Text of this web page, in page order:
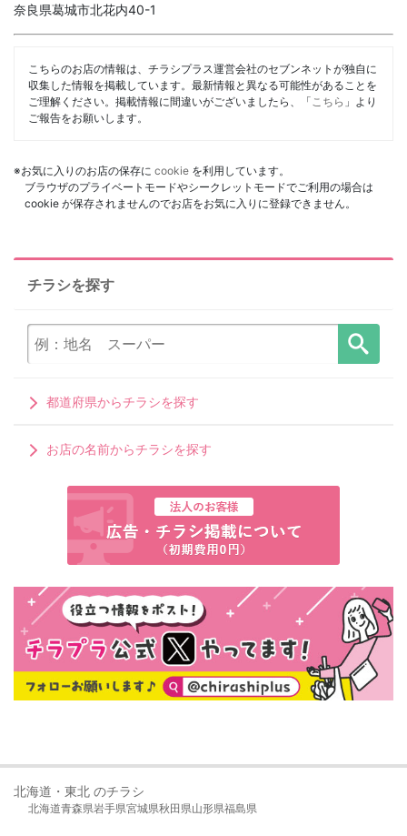
奈良県葛城市北花内40-1
こちらのお店の情報は、チラシプラス運営会社のセブンネットが独自に
収集した情報を掲載しています。最新情報と異なる可能性があることを
ご理解ください。掲載情報に間違いがございましたら、「 こちら 」より
ご報告をお願いします。
※お気に入りのお店の保存に cookie を利用しています。
ブラウザのプライベートモードやシークレットモードでご利用の場合は
cookie が保存されませんのでお店をお気に入りに登録できません。
チラシを探す
都道府県からチラシを探す
お店の名前からチラシを探す
北海道・東北 のチラシ
北海道青森県岩手県宮城県秋田県山形県福島県